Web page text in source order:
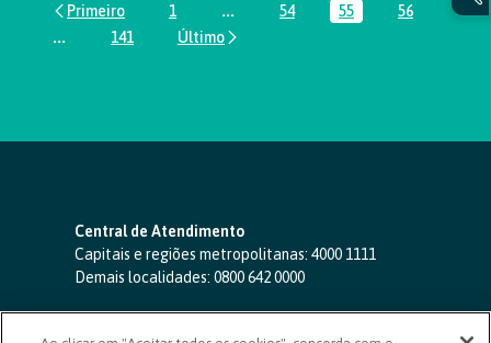
Página
1 ...Páginas intermediárias Usar ABA
Página
54 Página
55 Página
56
...Páginas intermediárias Usar ABA para navegar.
Página
141
Central de Atendimento
Capitais e regiões metropolitanas: 4000 1111
Demais localidades: 0800 642 0000
SAC 24 horas-0800 724 4420